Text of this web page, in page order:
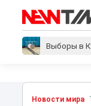
Выборы в
Новости мира